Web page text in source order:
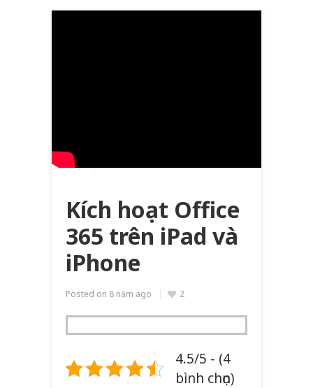
Kích hoạt Office
365 trên iPad và
iPhone
Posted on 8 năm ago 2
4.5/5 - (4
bình chọn)